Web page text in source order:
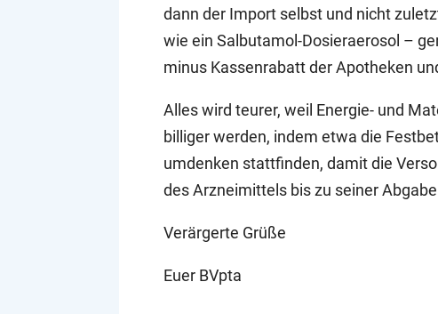
dann der Import selbst und nicht
wie ein Salbutamol-Dosieraerosol –
minus Kassenrabatt der Apotheken
Alles wird teurer, weil Energie- und
billiger werden, indem etwa die
umdenken stattfinden, damit die
des Arzneimittels bis zu seiner
Verärgerte Grüße
Euer BVpta